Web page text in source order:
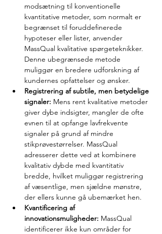
modsætning til konventionelle
kvantitative metoder, som normalt er
begrænset til foruddefinerede
hypoteser eller lister, anvender
MassQual kvalitative spørgeteknikker.
Denne ubegrænsede metode
muliggør en bredere udforskning af
kundernes opfattelser og ønsker.
Registrering af subtile, men betydelige
signaler: Mens rent kvalitative metoder
giver dybe indsigter, mangler de ofte
evnen til at opfange lavfrekvente
signaler på grund af mindre
stikprøvestørrelser. MassQual
adresserer dette ved at kombinere
kvalitativ dybde med kvantitativ
bredde, hvilket muliggør registrering
af væsentlige, men sjældne mønstre,
der ellers kunne gå ubemærket hen.
Kvantificering af
innovationsmuligheder: MassQual
identificerer ikke kun områder for